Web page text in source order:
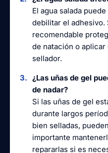
El agua salada
debilitar el adhesivo.
recomendable
de natación o aplicar
sellador.
¿Las uñas de gel
de nadar?
Si las uñas de gel
durante largos
bien selladas,
importante
repararlas si es